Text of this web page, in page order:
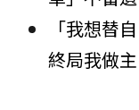
「我想替
終局我做主